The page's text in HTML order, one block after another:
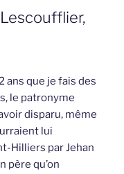
ans que je fais des
le patronyme
disparu, même
lui
Hilliers par Jehan
père qu’on